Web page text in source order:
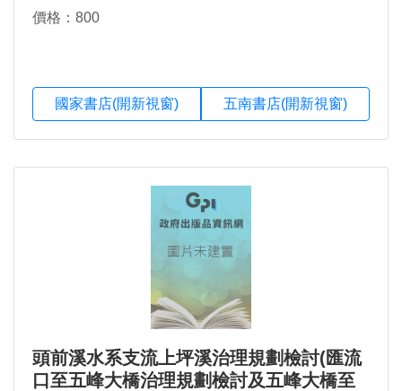
價格：800
國家書店(開新視窗) 五南書店(開新視窗)
頭前溪水系支流上坪溪治理規劃檢討(匯流
口至五峰大橋治理規劃檢討及五峰大橋至